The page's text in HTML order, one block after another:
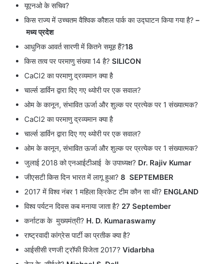
यूएनओ के सचिव?
किस राज्य में उच्चतम वैश्विक कौशल पार्क का उद्घाटन किया गया है? –
मध्य प्रदेश
आधुनिक आवर्त सारणी में कितने समूह हैं?18
किस तत्व पर परमाणु संख्या 14 है? SILICON
CaCl2 का परमाणु द्रव्यमान क्या है
चार्ल्स डार्विन द्वारा दिए गए थ्योरी पर एक सवाल?
ओम के कानून, संभावित ऊर्जा और शुल्क पर प्रत्येक पर 1 संख्यात्मक?
CaCl2 का परमाणु द्रव्यमान क्या है
चार्ल्स डार्विन द्वारा दिए गए थ्योरी पर एक सवाल?
ओम के कानून, संभावित ऊर्जा और शुल्क पर प्रत्येक पर 1 संख्यात्मक?
जुलाई 2018 को एनआईटीआई के उपाध्यक्ष? Dr. Rajiv Kumar
जीएसटी किस दिन भारत में लागू हुआ? 8 SEPTEMBER
2017 में विश्व नंबर 1 महिला क्रिकेट टीम कौन सा थी? ENGLAND
विश्व पर्यटन दिवस कब मनाया जाता है? 27 September
कर्नाटक के मुख्यमंत्री? H. D. Kumaraswamy
राष्ट्रवादी कांग्रेस पार्टी का प्रतीक क्या है?
आईसीसी रणजी ट्रॉफी विजेता 2017? Vidarbha